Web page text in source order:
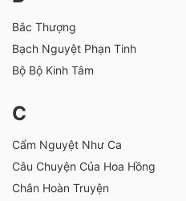
Bắc Thượng
Bạch Nguyệt Phạn Tinh
Bộ Bộ Kinh Tâm
C
Cẩm Nguyệt Như Ca
Câu Chuyện Của Hoa Hồng
Chân Hoàn Truyện